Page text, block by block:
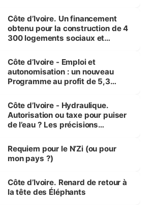
Côte d’Ivoire. Un financement
obtenu pour la construction de 4
300 logements sociaux et
et Yamoussoukro
Côte d’Ivoire - Emploi et
autonomisation : un nouveau
Programme au profit de 5,3
Côte d’Ivoire - Hydraulique.
Autorisation ou taxe pour puiser
de l’eau ? Les précisions
Requiem pour le N’Zi (ou pour
mon pays ?)
Côte d’Ivoire. Renard de retour à
la tête des Éléphants